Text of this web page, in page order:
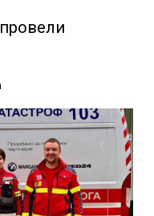
провели